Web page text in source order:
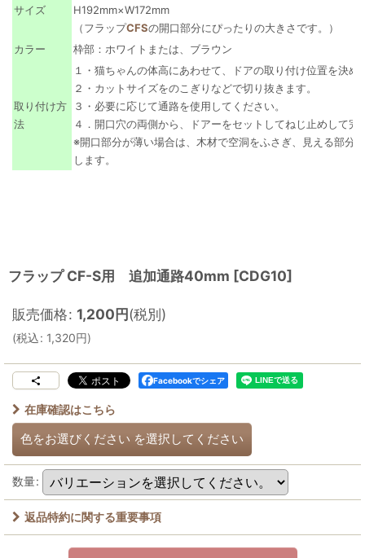
サイズ
H192mm×W172mm
（フラップCFSの開口部分にぴったりの大きさです。）
カラー
枠部：ホワイトまたは、ブラウン
取り付け方
法
１・猫ちゃんの体高にあわせて、ドアの取り付け位置を決め
２・カットサイズをのこぎりなどで切り抜きます。
３・必要に応じて通路を使用してください。
４．開口穴の両側から、ドアーをセットしてねじ止めして完
※開口部分が薄い場合は、木材で空洞をふさぎ、見える部分
します。
フラップ CF-S用 追加通路40mm [CDG10]
販売価格: 1,200円(税別)
(税込: 1,320円)
Facebookでシェア
在庫確認はこちら
色をお選びください を選択してください
数量:
返品特約に関する重要事項